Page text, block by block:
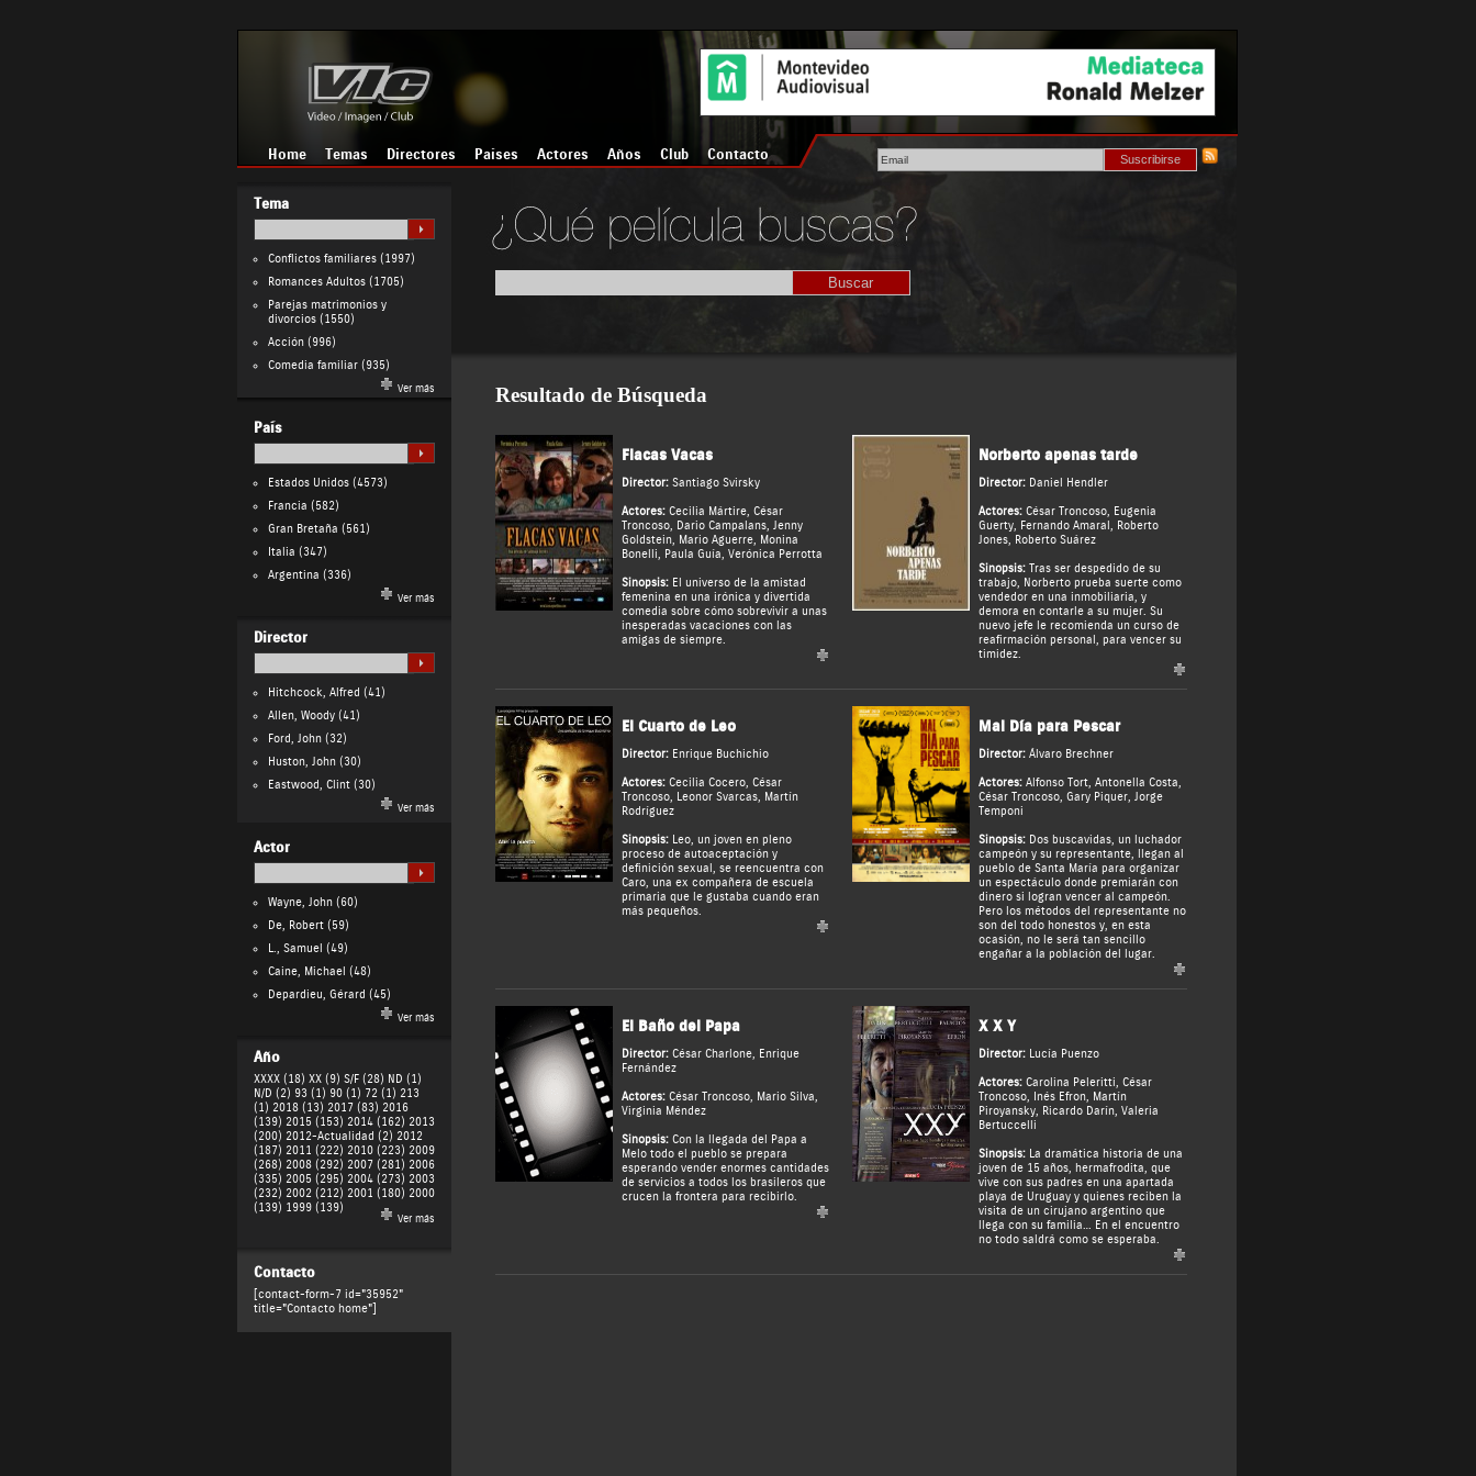
Home Temas Directores Países Actores Años Club Contacto
Tema
Conflictos familiares(1997)
Romances Adultos(1705)
Parejas matrimonios y
divorcios(1550)
Acción(996)
Comedia familiar(935)
Ver más
País
Estados Unidos(4573)
Francia (582)
Gran Bretaña (561)
Italia (347)
Argentina (336)
Ver más
Director
Hitchcock, Alfred (41)
Allen, Woody(41)
Ford, John(32)
Huston, John(30)
Eastwood, Clint(30)
Ver más
Actor
Wayne, John(60)
De, Robert(59)
L., Samuel (49)
Caine, Michael (48)
Depardieu, Gérard (45)
Ver más
Año
XXXX (18) XX (9) S/F (28) ND (1)
N/D (2) 93 (1) 90 (1) 72 (1) 213
(1) 2018 (13) 2017 (83) 2016
(139) 2015 (153) 2014 (162) 2013
(200) 2012-Actualidad (2) 2012
(187) 2011 (222) 2010 (223) 2009
(268) 2008 (292) 2007 (281) 2006
(335) 2005 (295) 2004 (273) 2003
(232) 2002 (212) 2001 (180) 2000
(139) 1999 (139)
Ver más
Contacto
[contact-form-7 id="35952"
title="Contacto home"]
Resultado de Búsqueda
Flacas Vacas
Director: Santiago Svirsky
Actores: Cecilia Mártire, César
Troncoso, Dario Campalans, Jenny
Goldstein, Mario Aguerre, Monina
Bonelli, Paula Guía, Verónica Perrotta
Sinopsis:El universo de la amistad
femenina en una irónica y divertida
comedia sobre cómo sobrevivir a unas
inesperadas vacaciones con las
amigas de siempre.
Norberto apenas tarde
Director: Daniel Hendler
Actores: César Troncoso, Eugenia
Guerty, Fernando Amaral , Roberto
Jones, Roberto Suárez
Sinopsis:Tras ser despedido de su
trabajo, Norberto prueba suerte como
vendedor en una inmobiliaria, y
demora en contarle a su mujer. Su
nuevo jefe le recomienda un curso de
reafirmación personal, para vencer su
timidez.
El Cuarto de Leo
Director: Enrique Buchichio
Actores: Cecilia Cocero, César
Troncoso, Leonor Svarcas, Martín
Rodríguez
Sinopsis:Leo, un joven en pleno
proceso de autoaceptación y
definición sexual, se reencuentra con
Caro, una ex compañera de escuela
primaria que le gustaba cuando eran
más pequeños.
Mal Día para Pescar
Director: Álvaro Brechner
Actores: Alfonso Tort, Antonella Costa,
César Troncoso, Gary Piquer, Jorge
Temponi
Sinopsis:Dos buscavidas, un luchador
campeón y su representante, llegan al
pueblo de Santa María para organizar
un espectáculo donde premiarán con
dinero si logran vencer al campeón.
Pero los métodos del representante no
son del todo honestos y, en esta
ocasión, no le será tan sencillo
engañar a la población del lugar.
El Baño del Papa
Director: César Charlone, Enrique
Fernández
Actores: César Troncoso, Mario Silva,
Virginia Méndez
Sinopsis:Con la llegada del Papa a
Melo todo el pueblo se prepara
esperando vender enormes cantidades
de servicios a todos los brasileros que
crucen la frontera para recibirlo.
X X Y
Director: Lucía Puenzo
Actores: Carolina Peleritti, César
Troncoso, Inés Efron, Martín
Piroyansky, Ricardo Darín, Valeria
Bertuccelli
Sinopsis:La dramática historia de una
joven de 15 años, hermafrodita, que
vive con sus padres en una apartada
playa de Uruguay y quienes reciben la
visita de un cirujano argentino que
llega con su familia… En el encuentro
no todo saldrá como se esperaba.